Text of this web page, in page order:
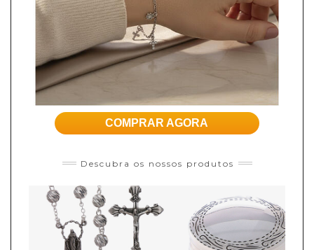
COMPRAR AGORA
Descubra os nossos produtos